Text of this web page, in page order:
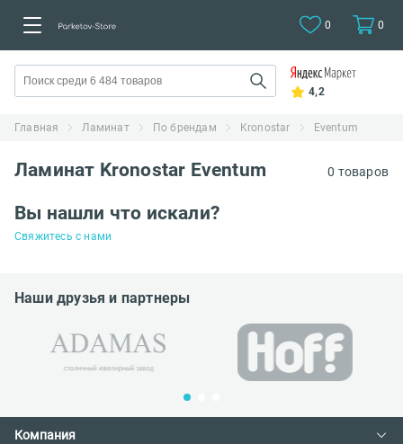
0 0
4,2
Главная Ламинат По брендам Kronostar Eventum
Ламинат Kronostar Eventum 0 товаров
Вы нашли что искали?
Свяжитесь с нами
Наши друзья и партнеры
Компания